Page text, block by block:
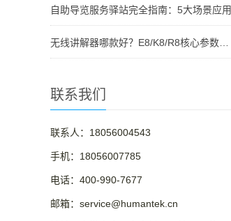
自助导览服务驿站完全指南：5大场景应用
联系我们
联系人：18056004543
手机：18056007785
电话：400-990-7677
邮箱：service@humantek.cn